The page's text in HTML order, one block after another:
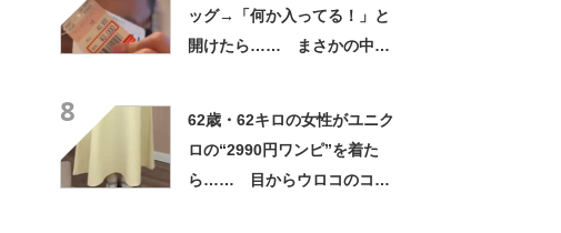
ッグ→「何か入ってる！」と
開けたら…… まさかの中身
8
62歳・62キロの女性がユニク
ロの“2990円ワンピ”を着た
ら…… 目からウロコのコー